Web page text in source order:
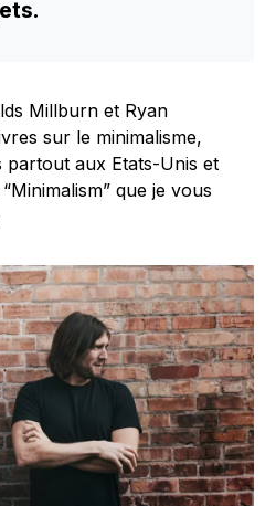
Millburn et Ryan
sur le minimalisme,
aux Etats-Unis et
que je vous